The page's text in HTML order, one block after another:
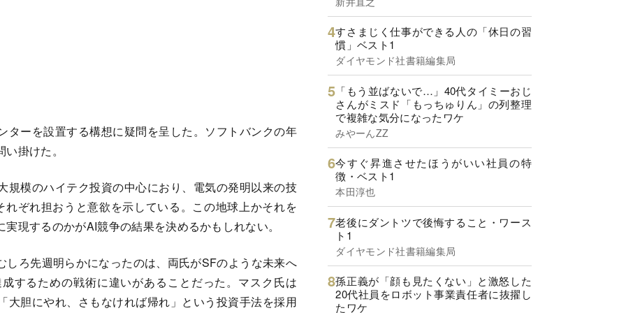
ーを設置する構想に疑問を呈した。ソフトバンクの年
掛けた。
模のハイテク投資の中心におり、電気の発明以来の技
ぞれ担おうと意欲を示している。この地球上かそれを
現するのかがAI競争の結果を決めるかもしれない。
ろ先週明らかになったのは、両氏がSFのような未来へ
するための戦術に違いがあることだった。マスク氏は
大胆にやれ、さもなければ帰れ」という投資手法を採用
すさまじく仕事ができる人の「休日の習
慣」ベスト1
ダイヤモンド社書籍編集局
「もう並ばないで…」40代タイミーおじ
さんがミスド「もっちゅりん」の列整理
で複雑な気分になったワケ
みやーんZZ
今すぐ昇進させたほうがいい社員の特
徴・ベスト1
本田淳也
老後にダントツで後悔すること・ワース
ト1
ダイヤモンド社書籍編集局
孫正義が「顔も見たくない」と激怒した
20代社員をロボット事業責任者に抜擢し
たワケ